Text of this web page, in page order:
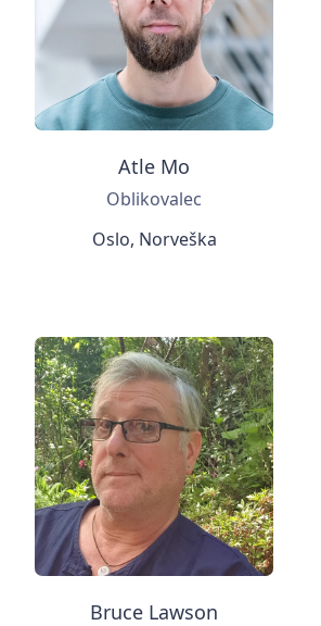
Atle Mo
Oblikovalec
Oslo, Norveška
Bruce Lawson